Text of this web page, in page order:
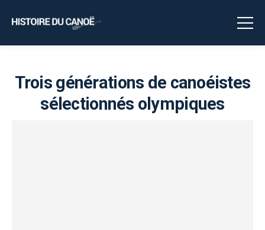
Trois générations de canoéistes
sélectionnés olympiques